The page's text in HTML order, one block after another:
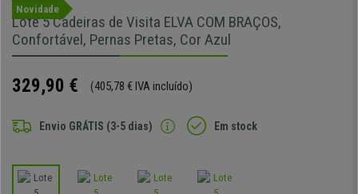
Novidade
Lote 5 Cadeiras de Visita ELVA COM BRAÇOS,
Confortável, Pernas Pretas, Cor Azul
329,90 € (405,78 € IVA incluído)
Envio GRÁTIS (3-5 dias) Em stock